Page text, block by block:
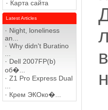
· Карта сайта
Latest Articles
· Night, loneliness
an...
· Why didn't Buratino
· Dell 2007FP(b)
об�...
· Z1 Pro Express Dual
· Крем ЭКОко�...